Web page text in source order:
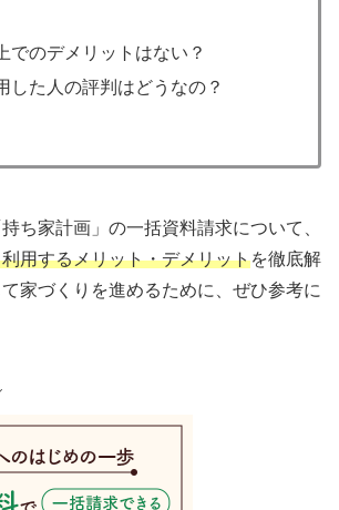
でのデメリットはない？
した人の評判はどうなの？
ち家計画」の一括資料請求について、
用するメリット・デメリットを徹底解
家づくりを進めるために、ぜひ参考に